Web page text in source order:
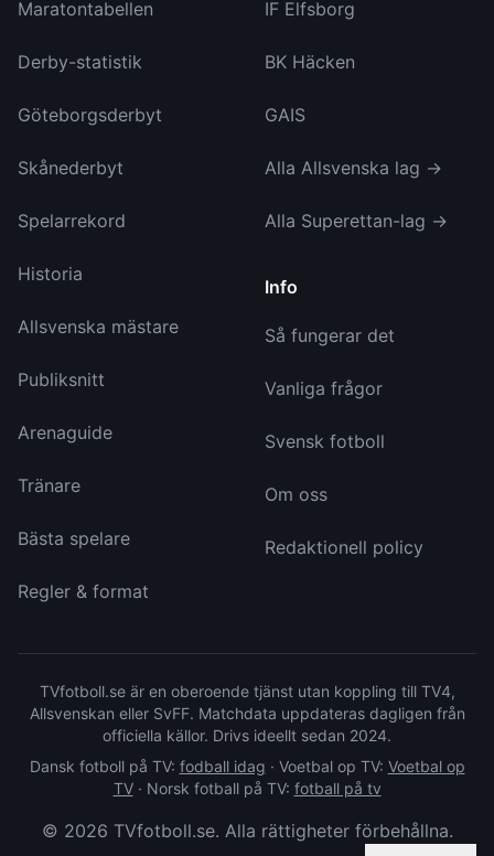
Maratontabellen
Derby-statistik
Göteborgsderbyt
Skånederbyt
Spelarrekord
Historia
Allsvenska mästare
Publiksnitt
Arenaguide
Tränare
Bästa spelare
Regler & format
IF Elfsborg
BK Häcken
GAIS
Alla Allsvenska lag →
Alla Superettan-lag →
Info
Så fungerar det
Vanliga frågor
Svensk fotboll
Om oss
Redaktionell policy
TVfotboll.se är en oberoende tjänst utan koppling till TV4,
Allsvenskan eller SvFF. Matchdata uppdateras dagligen från
officiella källor. Drivs ideellt sedan 2024.
Dansk fotboll på TV: fodball idag · Voetbal op TV: Voetbal op
TV· Norsk fotball på TV: fotball på tv
© 2026 TVfotboll.se. Alla rättigheter förbehållna.